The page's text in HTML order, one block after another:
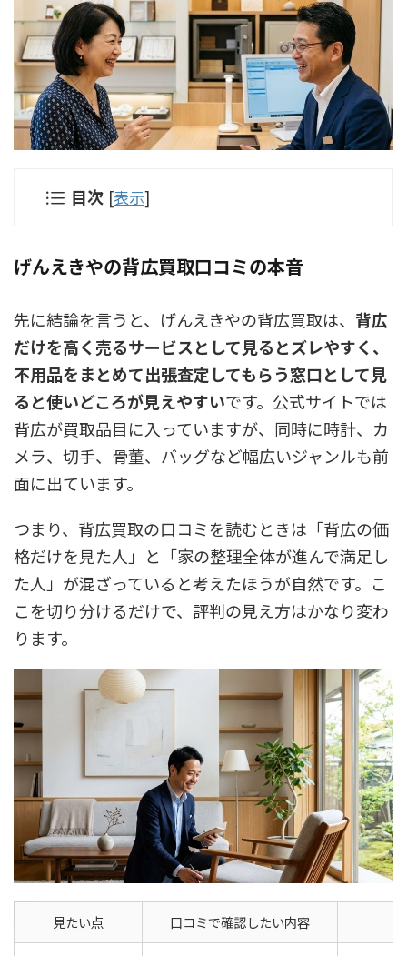
目次 [表示]
げんえきやの背広買取口コミの本音
先に結論を言うと、げんえきやの背広買取は、 背広
だけを高く売るサービスとして見るとズレやすく、
不用品をまとめて出張査定してもらう窓口として見
ると使いどころが見えやすいです。公式サイトでは
背広が買取品目に入っていますが、同時に時計、カ
メラ、切手、骨董、バッグなど幅広いジャンルも前
面に出ています。
つまり、背広買取の口コミを読むときは「背広の価
格だけを見た人」と「家の整理全体が進んで満足し
た人」が混ざっていると考えたほうが自然です。こ
こを切り分けるだけで、評判の見え方はかなり変わ
ります。
見たい点 口コミで確認したい内容